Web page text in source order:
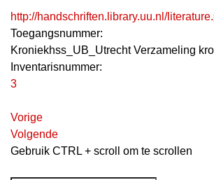
http://handschriften.library.uu.nl/
Toegangsnummer:
Kroniekhss_UB_Utrecht Verzameling
Inventarisnummer:
3
Vorige
Volgende
Gebruik CTRL + scroll om te scrollen